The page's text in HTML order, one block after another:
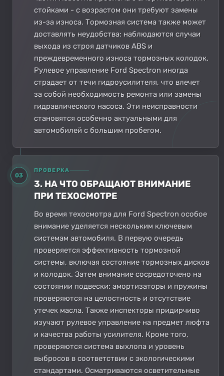
стойками - с возрастом они требуют замены
из-за износа. Тормозная система также может
доставлять неудобства: наблюдаются случаи
выхода из строя датчиков ABS и
преждевременного износа тормозных колодок.
Рулевое управление Ford Spectron иногда
страдает от течи гидроусилителя, что влечет
за собой необходимость ремонта или замены
гидравлического насоса. Эти неисправности
становятся особенно актуальными для
автомобилей с большим пробегом.
03
ПРОВЕРКА
3. НА ЧТО ОБРАЩАЮТ ВНИМАНИЕ
ПРИ ТЕХОСМОТРЕ
Во время техосмотра для Ford Spectron особое
внимание уделяется нескольким ключевым
системам автомобиля. В первую очередь
проверяется эффективность тормозной
системы, включая состояние тормозных дисков
и колодок. Затем внимание сосредоточено на
состоянии подвески: амортизаторы и пружины
проверяются на целостность и отсутствие
утечек масла. Также инспекторы придирчиво
изучают рулевое управление на предмет люфта
и качества работы усилителя. Кроме того,
проверяются система выхлопа и уровень
выбросов в соответствии с экологическими
стандартами. Осматриваются осветительные